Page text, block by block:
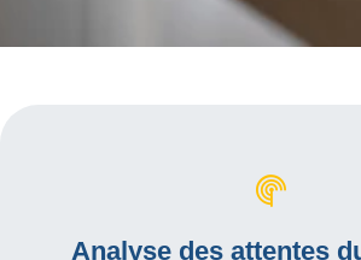
Analyse des attentes